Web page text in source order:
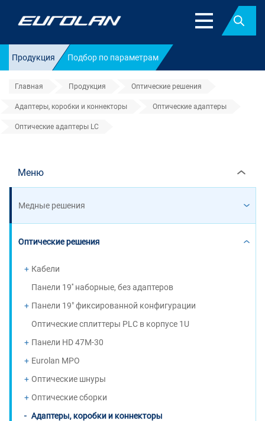
Найти
Продукция Подбор по параметрам
Главная Продукция Оптические решения
Адаптеры, коробки и коннекторы Оптические адаптеры
Оптические адаптеры LC
Оптические адаптеры LC
Меню
Медные решения
Оптические решения
Кабели
Панели 19'' наборные, без адаптеров
Панели 19" фиксированной конфигурации
Оптические сплиттеры PLC в корпусе 1U
Панели HD 47M-30
Eurolan MPO
Оптические шнуры
Оптические сборки
Адаптеры, коробки и коннекторы